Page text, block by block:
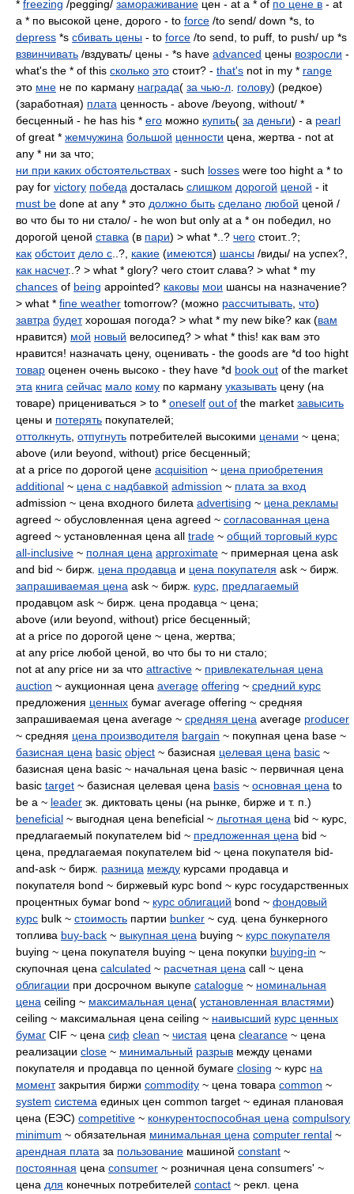
* freezing /pegging/ замораживание цен - at a * of по цене в - at
a * по высокой цене, дорого - to force /to send/ down *s, to
depress *s сбивать цены - to force /to send, to puff, to push/ up *s
взвинчивать /вздувать/ цены - *s have advanced цены возросли -
what's the * of this сколько это стоит? - that's not in my * range
это мне не по карману награда( за чью-л голову) (редкое)
(заработная) плата ценность - above /beyong, without/ *
бесценный - he has his * его можно купить( за деньги) - a pearl
of great * жемчужина большой ценности цена, жертва - not at
any * ни за что;
ни при каких обстоятельствах - such losses were too hight a * to
pay for victory победа досталась слишком дорогой ценой - it
must be done at any * это должно быть сделано любой ценой /
во что бы то ни стало/ - he won but only at a * он победил, но
дорогой ценой ставка (в пари) > what *..? чего стоит..?;
как обстоит дело с ..?, какие (имеются) шансы /виды/ на успех?,
как насчет..? > what * glory? чего стоит слава? > what * my
chances of being appointed? каковы мои шансы на назначение?
> what * fine weather tomorrow? (можно рассчитывать что)
завтра будетхорошая погода? > what * my new bike? как (вам
нравится) мой новый велосипед? > what * this! как вам это
нравится! назначать цену, оценивать - the goods are *d too hight
товар оценен очень высоко - they have *d book out of the market
эта книга сейчас мало кому по карману указывать цену (на
товаре) прицениваться > to * oneself out of the market завысить
цены и потерять покупателей;
оттолкнуть отпугнуть потребителей высокими ценами ~ цена;
above (или beyond, without) price бесценный;
at a price по дорогой цене acquisition ~ цена приобретения
additional ~ цена с надбавкой admission ~ плата за вход
admission ~ цена входного билета advertising ~ цена рекламы
agreed ~ обусловленная цена agreed ~ согласованная цена
agreed ~ установленная цена all trade ~ общий торговый курс
all-inclusive ~ полная цена approximate ~ примерная цена ask
and bid ~ бирж. цена продавца и цена покупателя ask ~ бирж.
запрашиваемая цена ask ~ бирж. курс предлагаемый
продавцом ask ~ бирж. цена продавца ~ цена;
above (или beyond, without) price бесценный;
at a price по дорогой цене ~ цена, жертва;
at any price любой ценой, во что бы то ни стало;
not at any price ни за что attractive ~ привлекательная цена
auction ~ аукционная цена average offering ~ средний курс
предложения ценных бумаг average offering ~ средняя
запрашиваемая цена average ~ средняя цена average producer
~ средняя цена производителя bargain ~ покупная цена base ~
базисная цена basic object ~ базисная целевая цена basic ~
базисная цена basic ~ начальная цена basic ~ первичная цена
basic target ~ базисная целевая цена basis ~ основная цена to
be a ~ leader эк. диктовать цены (на рынке, бирже и т. п.)
beneficial ~ выгодная цена beneficial ~ льготная цена bid ~ курс,
предлагаемый покупателем bid ~ предложенная цена bid ~
цена, предлагаемая покупателем bid ~ цена покупателя bid-
and-ask ~ бирж. разница между курсами продавца и
покупателя bond ~ биржевый курс bond ~ курс государственных
процентных бумаг bond ~ курс облигаций bond ~ фондовый
курс bulk ~ стоимость партии bunker ~ суд. цена бункерного
топлива buy-back ~ выкупная цена buying ~ курс покупателя
buying ~ цена покупателя buying ~ цена покупки buying-in ~
скупочная цена calculated ~ расчетная цена call ~ цена
облигации при досрочном выкупе catalogue ~ номинальная
цена ceiling ~ максимальная цена( установленная властями)
ceiling ~ максимальная цена ceiling ~ наивысший курс ценных
бумаг CIF ~ цена сиф clean ~ чистая цена clearance ~ цена
реализации close ~ минимальный разрыв между ценами
покупателя и продавца по ценной бумаге closing ~ курс на
моментзакрытия биржи commodity ~ цена товара common ~
system система единых цен common target ~ единая плановая
цена (ЕЭС) competitive ~ конкурентоспособная цена compulsory
minimum ~ обязательная минимальная цена computer rental ~
арендная плата за пользование машиной constant ~
постоянная цена consumer ~ розничная цена consumers' ~
цена для конечных потребителей contact ~ рекл. цена